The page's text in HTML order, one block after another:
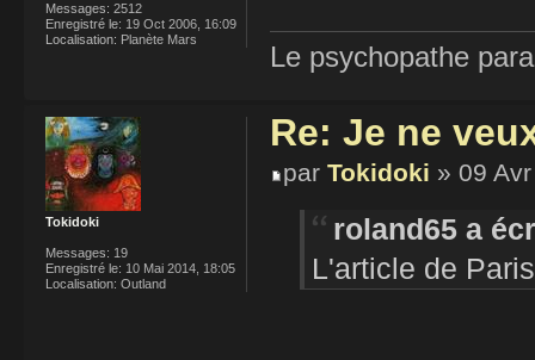
Le psychopathe
Messages: 2512
Enregistré le: 19 Oct 2006, 16:09
Localisation: Planète Mars
Re: Je ne
par Tokidoki » 09
roland65 a
L'article de
Tokidoki
Messages: 19
Enregistré le: 10 Mai 2014, 18:05
Localisation: Outland